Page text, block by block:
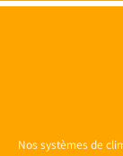
Nos systèmes de